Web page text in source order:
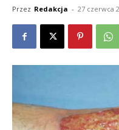
Przez Redakcja - 27 czerwca